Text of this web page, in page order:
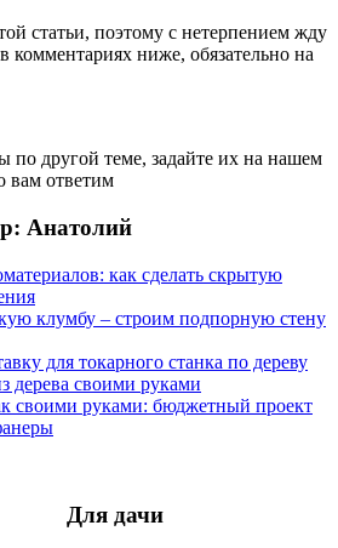
статьи, поэтому с нетерпением жду
комментариях ниже, обязательно на
по другой теме, задайте их на нашем
вам ответим
Анатолий
как сделать скрытую
клумбу – строим подпорную стену
для токарного станка по дереву
дерева своими руками
своими руками: бюджетный проект
Для дачи